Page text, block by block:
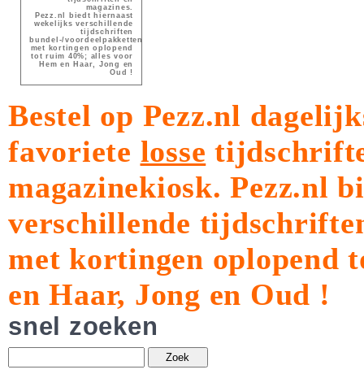
magazines.
Pezz.nl biedt hiernaast
wekelijks verschillende
tijdschriften
bundel-/voordeelpakketten
met kortingen oplopend
tot ruim 40%; alles voor
Hem en Haar, Jong en
Oud !
Bestel op Pezz.nl
favoriete losse
magazinekiosk.Pezz.nl
verschillende
met kortingen oplopend
en Haar, Jong en Oud !
snel zoeken
Zoek